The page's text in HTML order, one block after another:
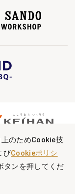
Reserved.
のためCookie技
びCookieポリシ
タンを押してくだ